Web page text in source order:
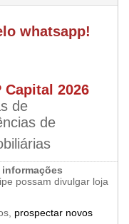
whatsapp!
Capital 2026
de
de
informações
possam divulgar loja
prospectar novos